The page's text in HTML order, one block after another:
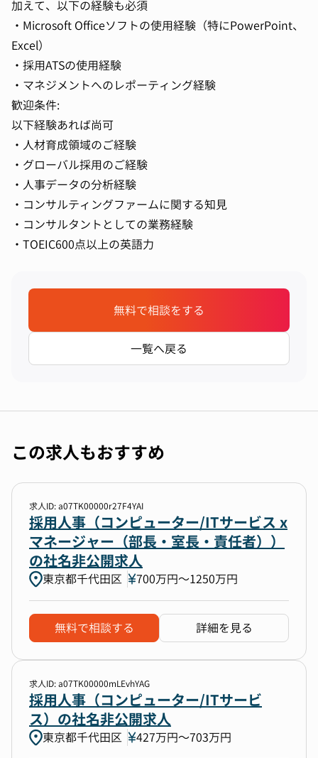
加えて、以下の経験も必須
・Microsoft Officeソフトの使用経験（特にPowerPoint、
Excel）
・採用ATSの使用経験
・マネジメントへのレポーティング経験
歓迎条件:
以下経験あれば尚可
・人材育成領域のご経験
・グローバル採用のご経験
・人事データの分析経験
・コンサルティングファームに関する知見
・コンサルタントとしての業務経験
・TOEIC600点以上の英語力
無料で相談をする
一覧へ戻る
この求人もおすすめ
求人ID: a07TK00000r27F4YAI
採用人事（コンピューター/ITサービス x
マネージャー（部長・室長・責任者））
の社名非公開求人
東京都千代田区 700万円〜1250万円
無料で相談する 詳細を見る
求人ID: a07TK00000mLEvhYAG
採用人事（コンピューター/ITサービ
ス）の社名非公開求人
東京都千代田区 427万円〜703万円